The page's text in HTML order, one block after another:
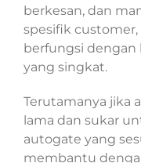
berkesan, dan
spesifik
berfungsi dengan
yang singkat.
Terutamanya jika
lama dan sukar
autogate yang
membantu